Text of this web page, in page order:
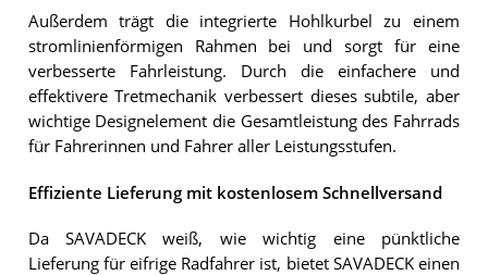
Außerdem trägt die integrierte Hohlkurbel zu einem
stromlinienförmigen Rahmen bei und sorgt für eine
verbesserte Fahrleistung. Durch die einfachere und
effektivere Tretmechanik verbessert dieses subtile, aber
wichtige Designelement die Gesamtleistung des Fahrrads
für Fahrerinnen und Fahrer aller Leistungsstufen.
Effiziente Lieferung mit kostenlosem Schnellversand
Da SAVADECK weiß, wie wichtig eine pünktliche
Lieferung für eifrige Radfahrer ist, bietet SAVADECK einen